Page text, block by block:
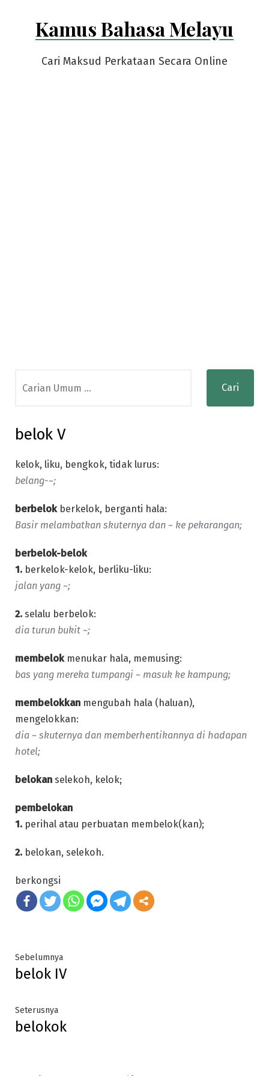
Kamus Bahasa Melayu
Cari Maksud Perkataan Secara Online
for:
belok V
kelok, liku, bengkok, tidak lurus:
belang-~;
berbelokberkelok, berganti hala:
Basir melambatkan skuternya dan ~ ke pekarangan;
berbelok-belok
1. berkelok-kelok, berliku-liku:
jalan yang ~;
2. selalu berbelok:
dia turun bukit ~;
membelokmenukar hala, memusing:
bas yang mereka tumpangi ~ masuk ke kampung;
membelokkan mengubah hala (haluan),
mengelokkan:
dia ~ skuternya dan memberhentikannya di hadapan
hotel;
belokan selekoh, kelok;
pembelokan
1. perihal atau perbuatan membelok(kan);
2. belokan, selekoh.
berkongsi
Post
navigation
Sebelumnya
post:
belok IV
Seterusnya
post:
belokok